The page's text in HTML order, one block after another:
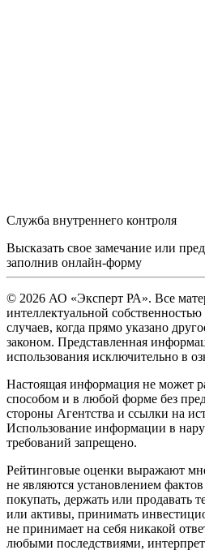
Служба внутреннего контроля
Высказать свое замечание или
заполнив онлайн-форму
© 2026 АО «Эксперт РА». Все
интеллектуальной
случаев, когда прямо указано
законом. Представленная
использования исключительно в
Настоящая информация не может
способом и в любой форме без
стороны Агентства и ссылки на
Использование информации в
требований запрещено.
Рейтинговые оценки выражают
не являются установлением
покупать, держать или продавать
или активы, принимать
не принимает на себя никакой
любыми последствиями,